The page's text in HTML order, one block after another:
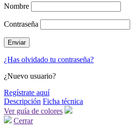
Nombre
Contraseña
¿Has olvidado tu contraseña?
¿Nuevo usuario?
Regístrate aquí
Descripción Ficha técnica
Ver guía de colores
Cerrar